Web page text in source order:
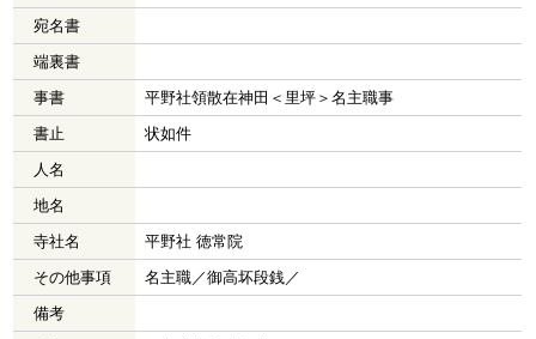
宛名書
端裏書
事書
平野社領散在神田＜里坪＞名主職事
書止
状如件
人名
地名
寺社名
平野社 徳常院
その他事項
名主職／御高坏段銭／
備考